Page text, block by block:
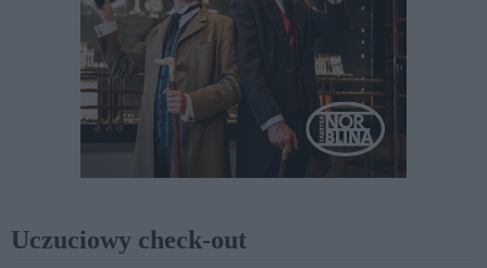
Uczuciowy check-out